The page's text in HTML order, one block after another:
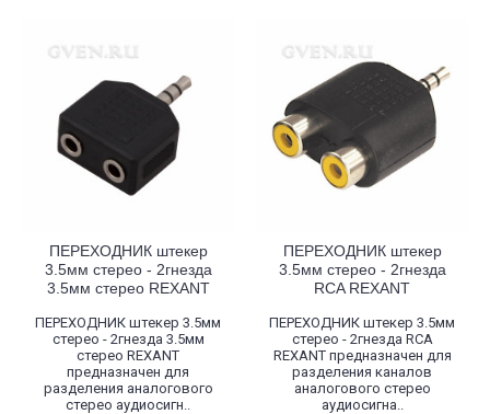
ПЕРЕХОДНИК штекер
3.5мм стерео - 2гнезда
3.5мм стерео REXANT
ПЕРЕХОДНИК штекер 3.5мм
стерео - 2гнезда 3.5мм
стерео REXANT
предназначен для
разделения аналогового
стерео аудиосигн..
ПЕРЕХОДНИК штекер
3.5мм стерео - 2гнезда
RCA REXANT
ПЕРЕХОДНИК штекер 3.5мм
стерео - 2гнезда RCA
REXANT предназначен для
разделения каналов
аналогового стерео
аудиосигна..